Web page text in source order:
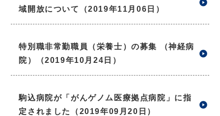
域開放について（2019年11月06日）
特別職非常勤職員（栄養士）の募集 （神経病
院）（2019年10月24日）
駒込病院が「がんゲノム医療拠点病院」に指
定されました（2019年09月20日）